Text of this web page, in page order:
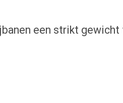
een strikt gewicht